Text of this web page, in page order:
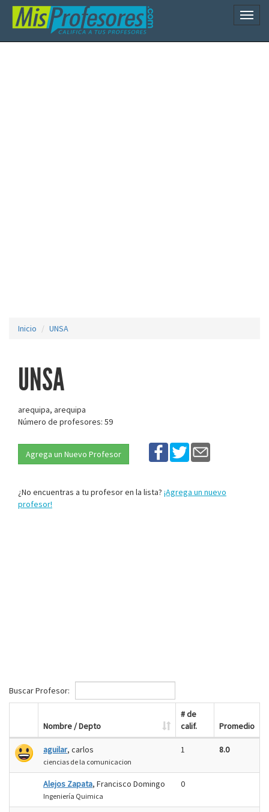
Inicio UNSA
UNSA
arequipa, arequipa
Número de profesores: 59
Agrega un Nuevo Profesor
¿No encuentras a tu profesor en la lista? ¡Agrega un nuevo
profesor!
Buscar Profesor:
Nombre / Depto
# de
calif.
Promedio
aguilar, carlos
ciencias de la comunicacion
1 8.0
Alejos Zapata, Francisco Domingo
Ingeniería Quimica
0